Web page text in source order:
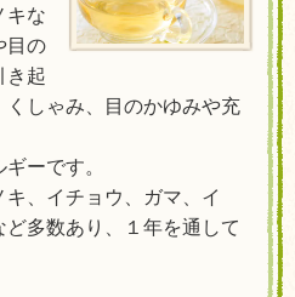
キな
目の
き起
くしゃみ、目のかゆみや充
ーです。
、イチョウ、ガマ、イ
多数あり、１年を通して